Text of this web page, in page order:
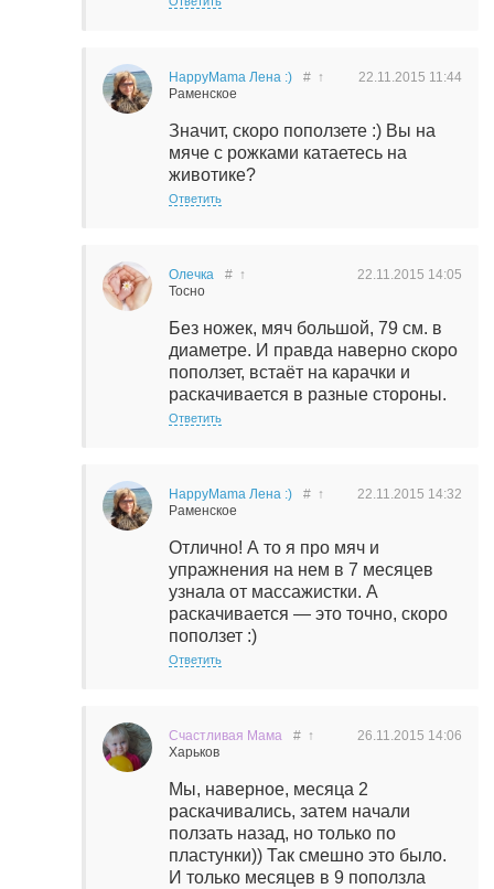
HappyMama Лена :)
Раменское
22.11.2015 11:44
# ↑
Значит, скоро поползете :) Вы на
мяче с рожками катаетесь на
животике?
Ответить
Олечка
Тосно
22.11.2015 14:05
# ↑
Без ножек, мяч большой, 79 см. в
диаметре. И правда наверно скоро
поползет, встаёт на карачки и
раскачивается в разные стороны.
Ответить
HappyMama Лена :)
Раменское
22.11.2015 14:32
# ↑
Отлично! А то я про мяч и
упражнения на нем в 7 месяцев
узнала от массажистки. А
раскачивается — это точно, скоро
поползет :)
Ответить
Счастливая Мама
Харьков
26.11.2015 14:06
# ↑
Мы, наверное, месяца 2
раскачивались, затем начали
ползать назад, но только по
пластунки)) Так смешно это было.
И только месяцев в 9 поползла